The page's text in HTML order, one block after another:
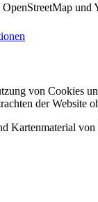
und
von Cookies
der Website
Kartenmaterial